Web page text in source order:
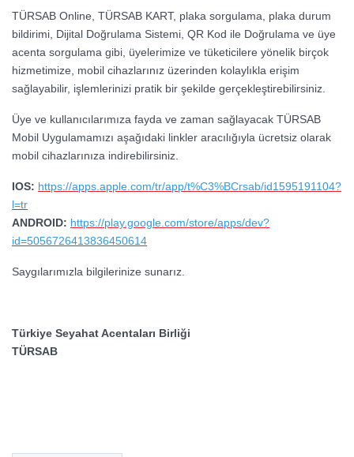
TÜRSAB Online, TÜRSAB KART, plaka sorgulama, plaka durum
bildirimi, Dijital Doğrulama Sistemi, QR Kod ile Doğrulama ve üye
acenta sorgulama gibi, üyelerimize ve tüketicilere yönelik birçok
hizmetimize, mobil cihazlarınız üzerinden kolaylıkla erişim
sağlayabilir, işlemlerinizi pratik bir şekilde gerçekleştirebilirsiniz.
Üye ve kullanıcılarımıza fayda ve zaman sağlayacak TÜRSAB
Mobil Uygulamamızı aşağıdaki linkler aracılığıyla ücretsiz olarak
mobil cihazlarınıza indirebilirsiniz.
IOS: https://apps.apple.com/tr/app/t%C3%BCrsab/id1595191104?
l=tr
ANDROID: https://play.google.com/store/apps/dev?
id=5056726413836450614
Saygılarımızla bilgilerinize sunarız.
Türkiye Seyahat Acentaları Birliği
TÜRSAB